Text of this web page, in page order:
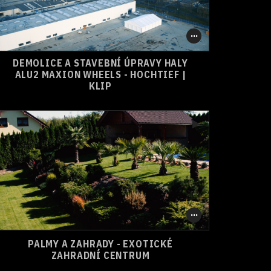
0 1 SHARE
DEMOLICE A STAVEBNÍ ÚPRAVY HALY
ALU2 MAXION WHEELS - HOCHTIEF |
KLIP
0 0 SHARE
PALMY A ZAHRADY - EXOTICKÉ
ZAHRADNÍ CENTRUM